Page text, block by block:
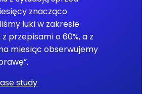
znacząco
luki w zakresie
przepisami o 60%, a z
miesiąc obserwujemy
study